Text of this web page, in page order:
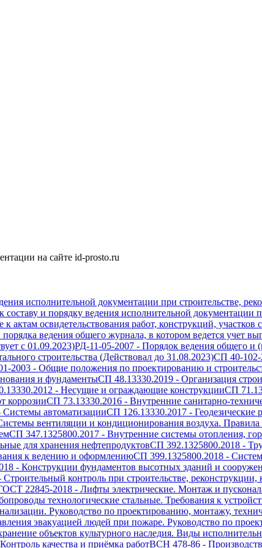
на сайте id-prosto.ru
исполнительной документации при строительстве,
составу и порядку ведения исполнительной документации
актам освидетельствования работ, конструкций,
ведения общего журнала, в котором ведется учет
с 01.09.2023)РД-11-05-2007 - Порядок ведения общего и
строительства (Действовал до 31.08.2023)СП 40-102-
2003 - Общие положения по проектированию и
и фундаментыСП 48.13330.2019 - Организация
- Несущие и ограждающие конструкцииСП
коррозииСП 73.13330.2016 - Внутренние санитарно-
Системы автоматизацииСП 126.13330.2017 - Геодезические
вентиляции и кондиционирования воздуха. Правила
СП 347.1325800.2017 - Внутренние системы отопления,
для хранения нефтепродуктовСП 392.1325800.2018 -
к ведению и оформлениюСП 399.1325800.2018 -
- Конструкции фундаментов высотных зданий и
Строительный контроль при строительстве,
22845-2018 - Лифты электрические. Монтаж и
технологические стальные. Требования к
Руководство по проектированию, монтажу,
эвакуацией людей при пожаре. Руководство по
объектов культурного наследия. Виды
качества и приёмка работВСН 478-86 -